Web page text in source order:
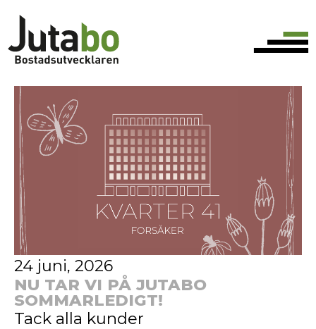
24 juni, 2026
NU TAR VI PÅ JUTABO
SOMMARLEDIGT!
Tack alla kunder